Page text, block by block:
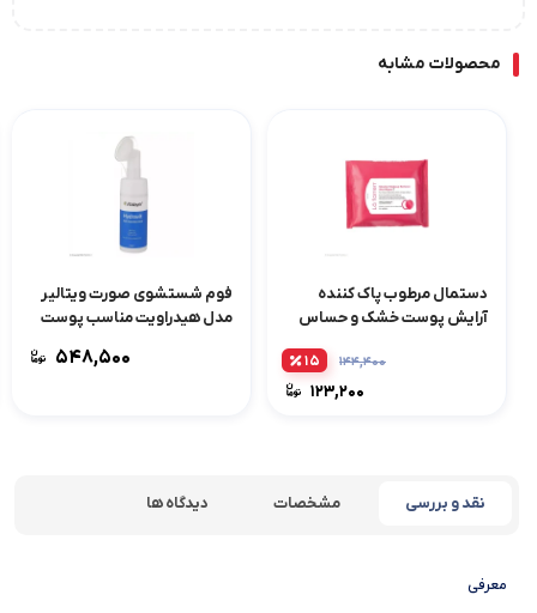
محصولات مشابه
دستمال مرطوب پاک کننده
آرایش پوست خشک و حساس
۱۴۴,۴۰۰
۱۲۳,۲۰۰
۱۵
فوم شستشوی صورت ویتالیر
مدل هیدراویت مناسب پوست
۵۴۸,۵۰۰
نقد و بررسی مشخصات دیدگاه ها
معرفی